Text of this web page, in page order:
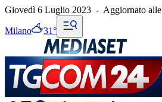
Giovedì 6 Luglio 2023 - Aggiornato alle
Milano 31°